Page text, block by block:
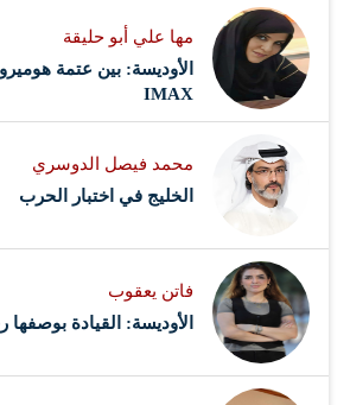
مها علي أبو حليقة
الأوديسة: بين عتمة
IMAX
محمد فيصل الدوسري ​
‏الخليج في اختبار الحرب
فاتن يعقوب
الأوديسة: القيادة بوصفها